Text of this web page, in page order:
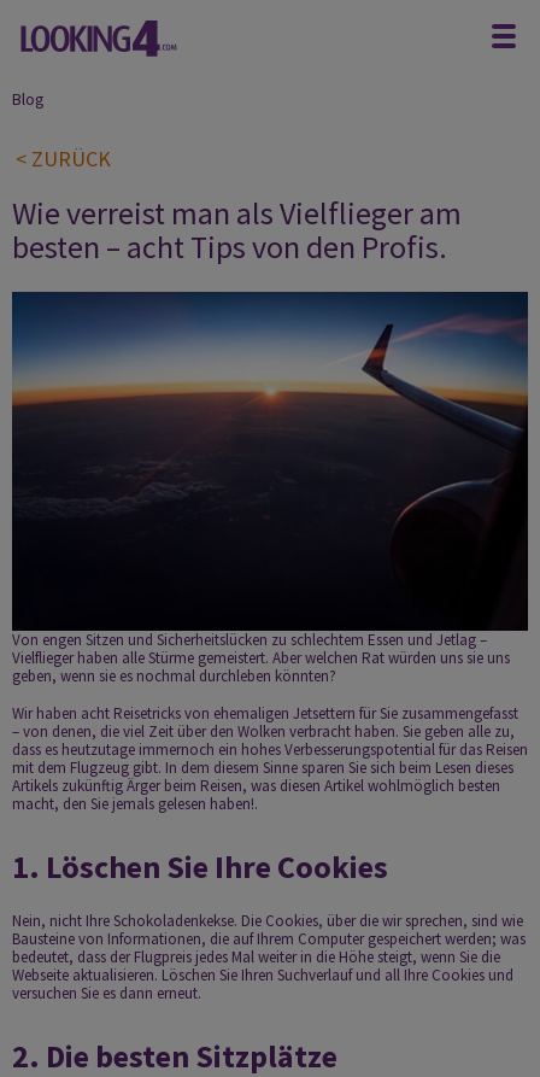
Blog
< ZURÜCK
Wie verreist man als Vielflieger am
besten – acht Tips von den Profis.
Von engen Sitzen und Sicherheitslücken zu schlechtem Essen und Jetlag –
Vielflieger haben alle Stürme gemeistert. Aber welchen Rat würden uns sie uns
geben, wenn sie es nochmal durchleben könnten?
Wir haben acht Reisetricks von ehemaligen Jetsettern für Sie zusammengefasst
– von denen, die viel Zeit über den Wolken verbracht haben. Sie geben alle zu,
dass es heutzutage immernoch ein hohes Verbesserungspotential für das Reisen
mit dem Flugzeug gibt. In dem diesem Sinne sparen Sie sich beim Lesen dieses
Artikels zukünftig Ärger beim Reisen, was diesen Artikel wohlmöglich besten
macht, den Sie jemals gelesen haben!.
1. Löschen Sie Ihre Cookies
Nein, nicht Ihre Schokoladenkekse. Die Cookies, über die wir sprechen, sind wie
Bausteine von Informationen, die auf Ihrem Computer gespeichert werden; was
bedeutet, dass der Flugpreis jedes Mal weiter in die Höhe steigt, wenn Sie die
Webseite aktualisieren. Löschen Sie Ihren Suchverlauf und all Ihre Cookies und
versuchen Sie es dann erneut.
2. Die besten Sitzplätze